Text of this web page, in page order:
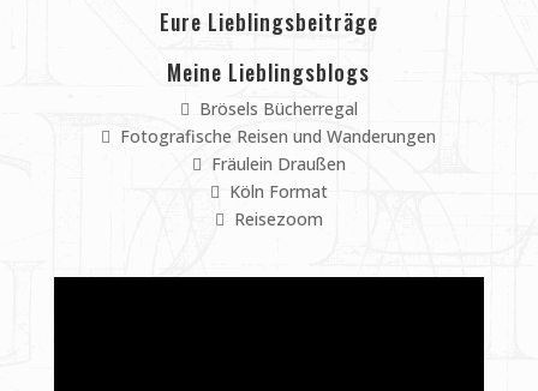
Eure Lieblingsbeiträge
Meine Lieblingsblogs
Brösels Bücherregal
Fotografische Reisen und Wanderungen
Fräulein Draußen
Köln Format
Reisezoom